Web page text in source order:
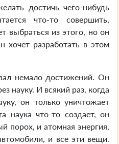
достичь чего-нибудь
что-то совершить,
выбраться из этого, но он
хочет разработать в этом
немало достижений. Он
науку. И всякий раз, когда
он только уничтожает
наука что-то создает, он
порох, и атомная энергия,
и все эти вещи.